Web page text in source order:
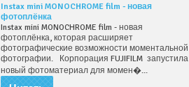
Instax mini MONOCHROME film - новая
фотоплёнка
Instax mini MONOCHROME film - новая
фотоплёнка, которая расширяет
фотографические возможности моментальной
фотографии. Корпорация FUJIFILM запустила
новый фотоматериал для момен�...